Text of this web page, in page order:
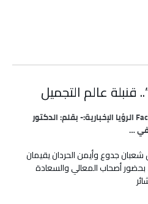
قنبلة عالم التجميل
Facebook Twitter Pinterest LinkedIn الرؤيا الإخبارية:- بقلم: الدكتور
في …
شعبان جدوع وأيمن الحردان يقيمان
أصحاب المعالي والسعادة